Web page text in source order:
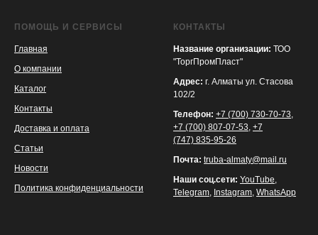
ПОМОЩЬ И СЕРВИСЫ
Главная
О компании
Каталог
Контакты
Доставка и оплата
Статьи
Новости
Политика конфиденциальности
КОНТАКТЫ
Название организации: ТОО
"ТоргПромПласт"
Адрес: г. Алматы ул. Стасова
102/2
Телефон: +7 (700) 730-70-73,
+7 (700) 807-07-53, +7
(747) 835-95-26
Почта: truba-almaty@mail.ru
Наши соц.сети: YouTube,
Telegram, Instagram, WhatsApp